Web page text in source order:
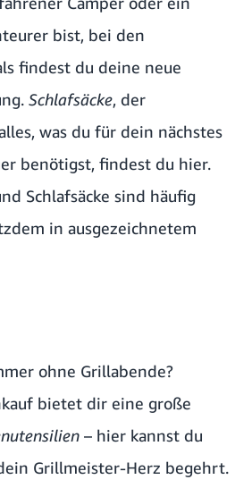
bist, bei den
findest du deine neue
Schlafsäcke, der
was du für dein nächstes
benötigst, findest du hier.
Schlafsäcke sind häufig
in ausgezeichnetem
ohne Grillabende?
bietet dir eine große
– hier kannst du
Grillmeister-Herz begehrt.